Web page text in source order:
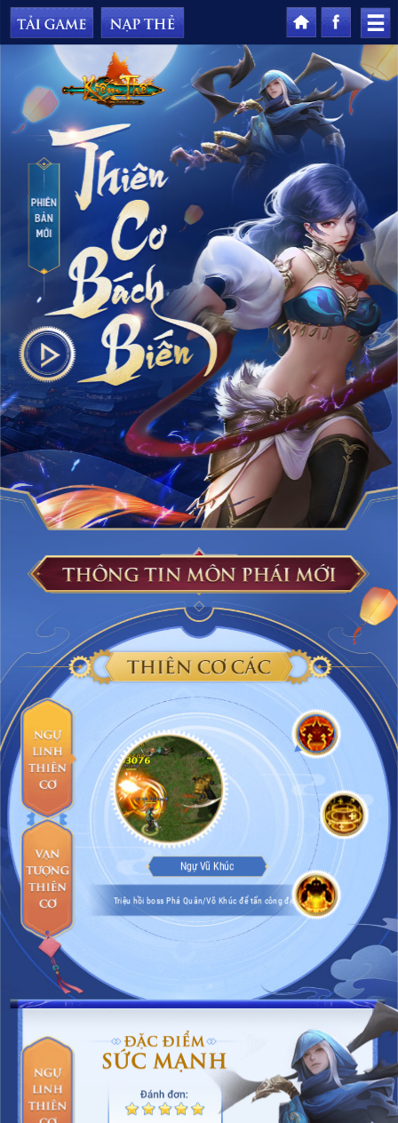
Ngự Vũ Khúc
Triệu hồi boss Phá Quân/Võ Khúc để tấn công địch